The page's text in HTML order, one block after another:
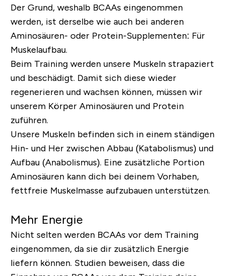
Der Grund, weshalb BCAAs eingenommen
werden, ist derselbe wie auch bei anderen
Aminosäuren- oder Protein-Supplementen: Für
Muskelaufbau.
Beim Training werden unsere Muskeln strapaziert
und beschädigt. Damit sich diese wieder
regenerieren und wachsen können, müssen wir
unserem Körper Aminosäuren und Protein
zuführen.
Unsere Muskeln befinden sich in einem ständigen
Hin- und Her zwischen Abbau (Katabolismus) und
Aufbau (Anabolismus). Eine zusätzliche Portion
Aminosäuren kann dich bei deinem Vorhaben,
fettfreie Muskelmasse aufzubauen unterstützen.
Mehr Energie
Nicht selten werden BCAAs vor dem Training
eingenommen, da sie dir zusätzlich Energie
liefern können. Studien beweisen, dass die